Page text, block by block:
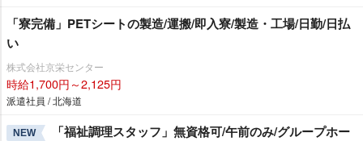
「寮完備」PETシートの製造/運搬/即入寮/製造・工場/日勤/日払
い
株式会社京栄センター
時給1,700円～2,125円
派遣社員 / 北海道
NEW
「福祉調理スタッフ」無資格可/午前のみ/グループホー